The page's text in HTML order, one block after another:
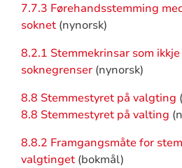
7.7.3 Førehandsstemming
soknet(nynorsk)
8.2.1 Stemmekrinsar som
soknegrenser(nynorsk)
8.8 Stemmestyret på valgting
8.8 Stemmestyret på valting
8.8.2 Framgangsmåte for
valgtinget(bokmål)